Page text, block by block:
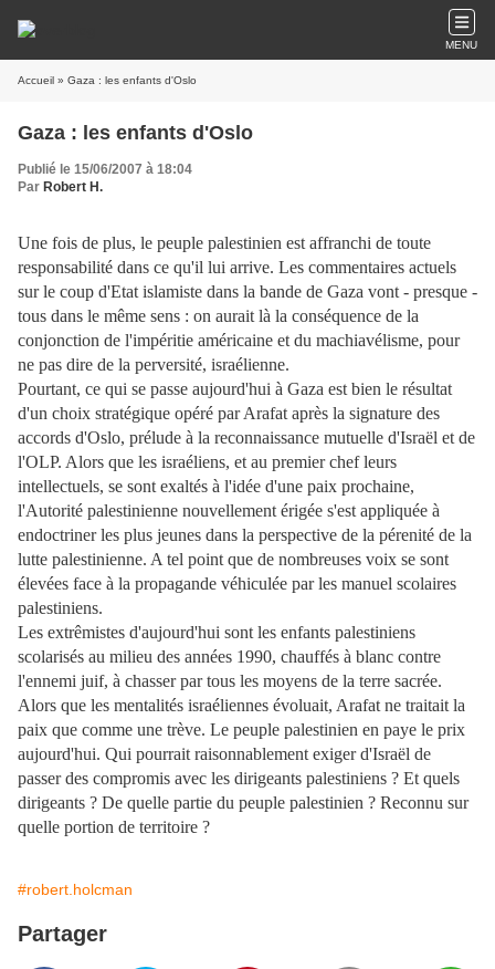
MENU
Accueil » Gaza : les enfants d'Oslo
Gaza : les enfants d'Oslo
Publié le 15/06/2007 à 18:04
Par Robert H.
Une fois de plus, le peuple palestinien est affranchi de toute
responsabilité dans ce qu'il lui arrive. Les commentaires actuels
sur le coup d'Etat islamiste dans la bande de Gaza vont - presque -
tous dans le même sens : on aurait là la conséquence de la
conjonction de l'impéritie américaine et du machiavélisme, pour
ne pas dire de la perversité, israélienne.
Pourtant, ce qui se passe aujourd'hui à Gaza est bien le résultat
d'un choix stratégique opéré par Arafat après la signature des
accords d'Oslo, prélude à la reconnaissance mutuelle d'Israël et de
l'OLP. Alors que les israéliens, et au premier chef leurs
intellectuels, se sont exaltés à l'idée d'une paix prochaine,
l'Autorité palestinienne nouvellement érigée s'est appliquée à
endoctriner les plus jeunes dans la perspective de la pérenité de la
lutte palestinienne. A tel point que de nombreuses voix se sont
élevées face à la propagande véhiculée par les manuel scolaires
palestiniens.
Les extrêmistes d'aujourd'hui sont les enfants palestiniens
scolarisés au milieu des années 1990, chauffés à blanc contre
l'ennemi juif, à chasser par tous les moyens de la terre sacrée.
Alors que les mentalités israéliennes évoluait, Arafat ne traitait la
paix que comme une trève. Le peuple palestinien en paye le prix
aujourd'hui. Qui pourrait raisonnablement exiger d'Israël de
passer des compromis avec les dirigeants palestiniens ? Et quels
dirigeants ? De quelle partie du peuple palestinien ? Reconnu sur
quelle portion de territoire ?
#robert.holcman
Partager